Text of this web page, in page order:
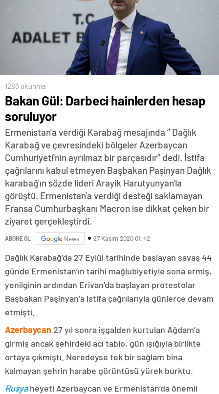
1286 okunma
Bakan Gül: Darbeci hainlerden hesap
soruluyor
Ermenistan'a verdiği Karabağ mesajında “ Dağlık
Karabağ ve çevresindeki bölgeler Azerbaycan
Cumhuriyeti'nin ayrılmaz bir parçasıdır” dedi. İstifa
çağrılarını kabul etmeyen Başbakan Paşinyan Dağlık
karabağ'ın sözde lideri Arayik Harutyunyan'la
görüştü. Ermenistan'a verdiği desteği saklamayan
Fransa Cumhurbaşkanı Macron ise dikkat çeken bir
ziyaret gerçekleştirdi.
ABONE OL News 27 Kasım 2020 01:42
Dağlık Karabağ’da 27 Eylül tarihinde başlayan savaş 44
günde Ermenistan’ın tarihi mağlubiyetiyle sona ermiş,
yenilginin ardından Erivan’da başlayan protestolar
Başbakan Paşinyan’a istifa çağrılarıyla günlerce devam
etmişti.
Azerbaycan 27 yıl sonra işgalden kurtulan Ağdam’a
girmiş ancak şehirdeki acı tablo, gün ışığıyla birlikte
ortaya çıkmıştı. Neredeyse tek bir sağlam bina
kalmayan şehrin harabe görüntüsü yürek burktu.
Rusyaheyeti Azerbaycan ve Ermenistan’da önemli